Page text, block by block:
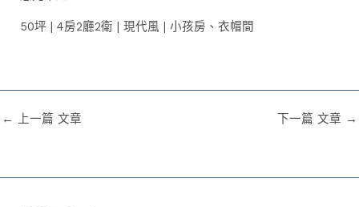
50坪 | 4房2廳2衛 | 現代風 | 小孩房、衣帽間
← 上一篇 文章 下一篇 文章 →